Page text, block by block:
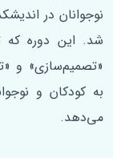
نوجوانان در
«تصمیم‌سازی» و
به کودکان و
می‌دهد.